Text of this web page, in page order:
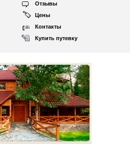
Отзывы
Цены
Контакты
Купить путевку